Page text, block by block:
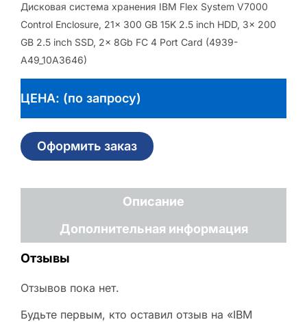
Дисковая система хранения IBM Flex System V7000
Control Enclosure, 21x 300 GB 15K 2.5 inch HDD, 3x 200
GB 2.5 inch SSD, 2x 8Gb FC 4 Port Card (4939-
A49_10A3646)
ЦЕНА: (по запросу)
Оформить заказ
Описание
Дополнительная информация
Отзывы
Отзывов пока нет.
Будьте первым, кто оставил отзыв на «IBM